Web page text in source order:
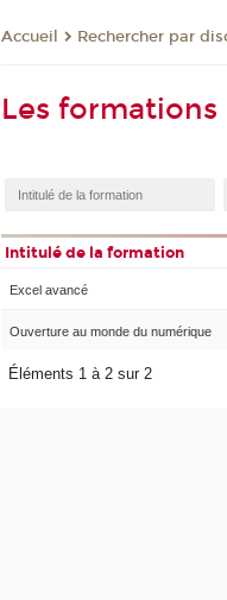
Accueil Rechercher par
Les formations
Intitulé de la formation
Excel avancé
Ouverture au monde du numérique
Éléments 1 à 2 sur 2